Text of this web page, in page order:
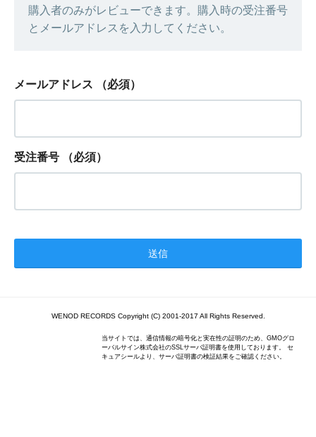
購入者のみがレビューできます。購入時の受注番号
とメールアドレスを入力してください。
メールアドレス （必須）
受注番号 （必須）
WENOD RECORDS Copyright (C) 2001-2017 All Rights Reserved.
当サイトでは、通信情報の暗号化と実在性の証明のため、GMOグロ
ーバルサイン株式会社のSSLサーバ証明書を使用しております。 セ
キュアシールより、サーバ証明書の検証結果をご確認ください。